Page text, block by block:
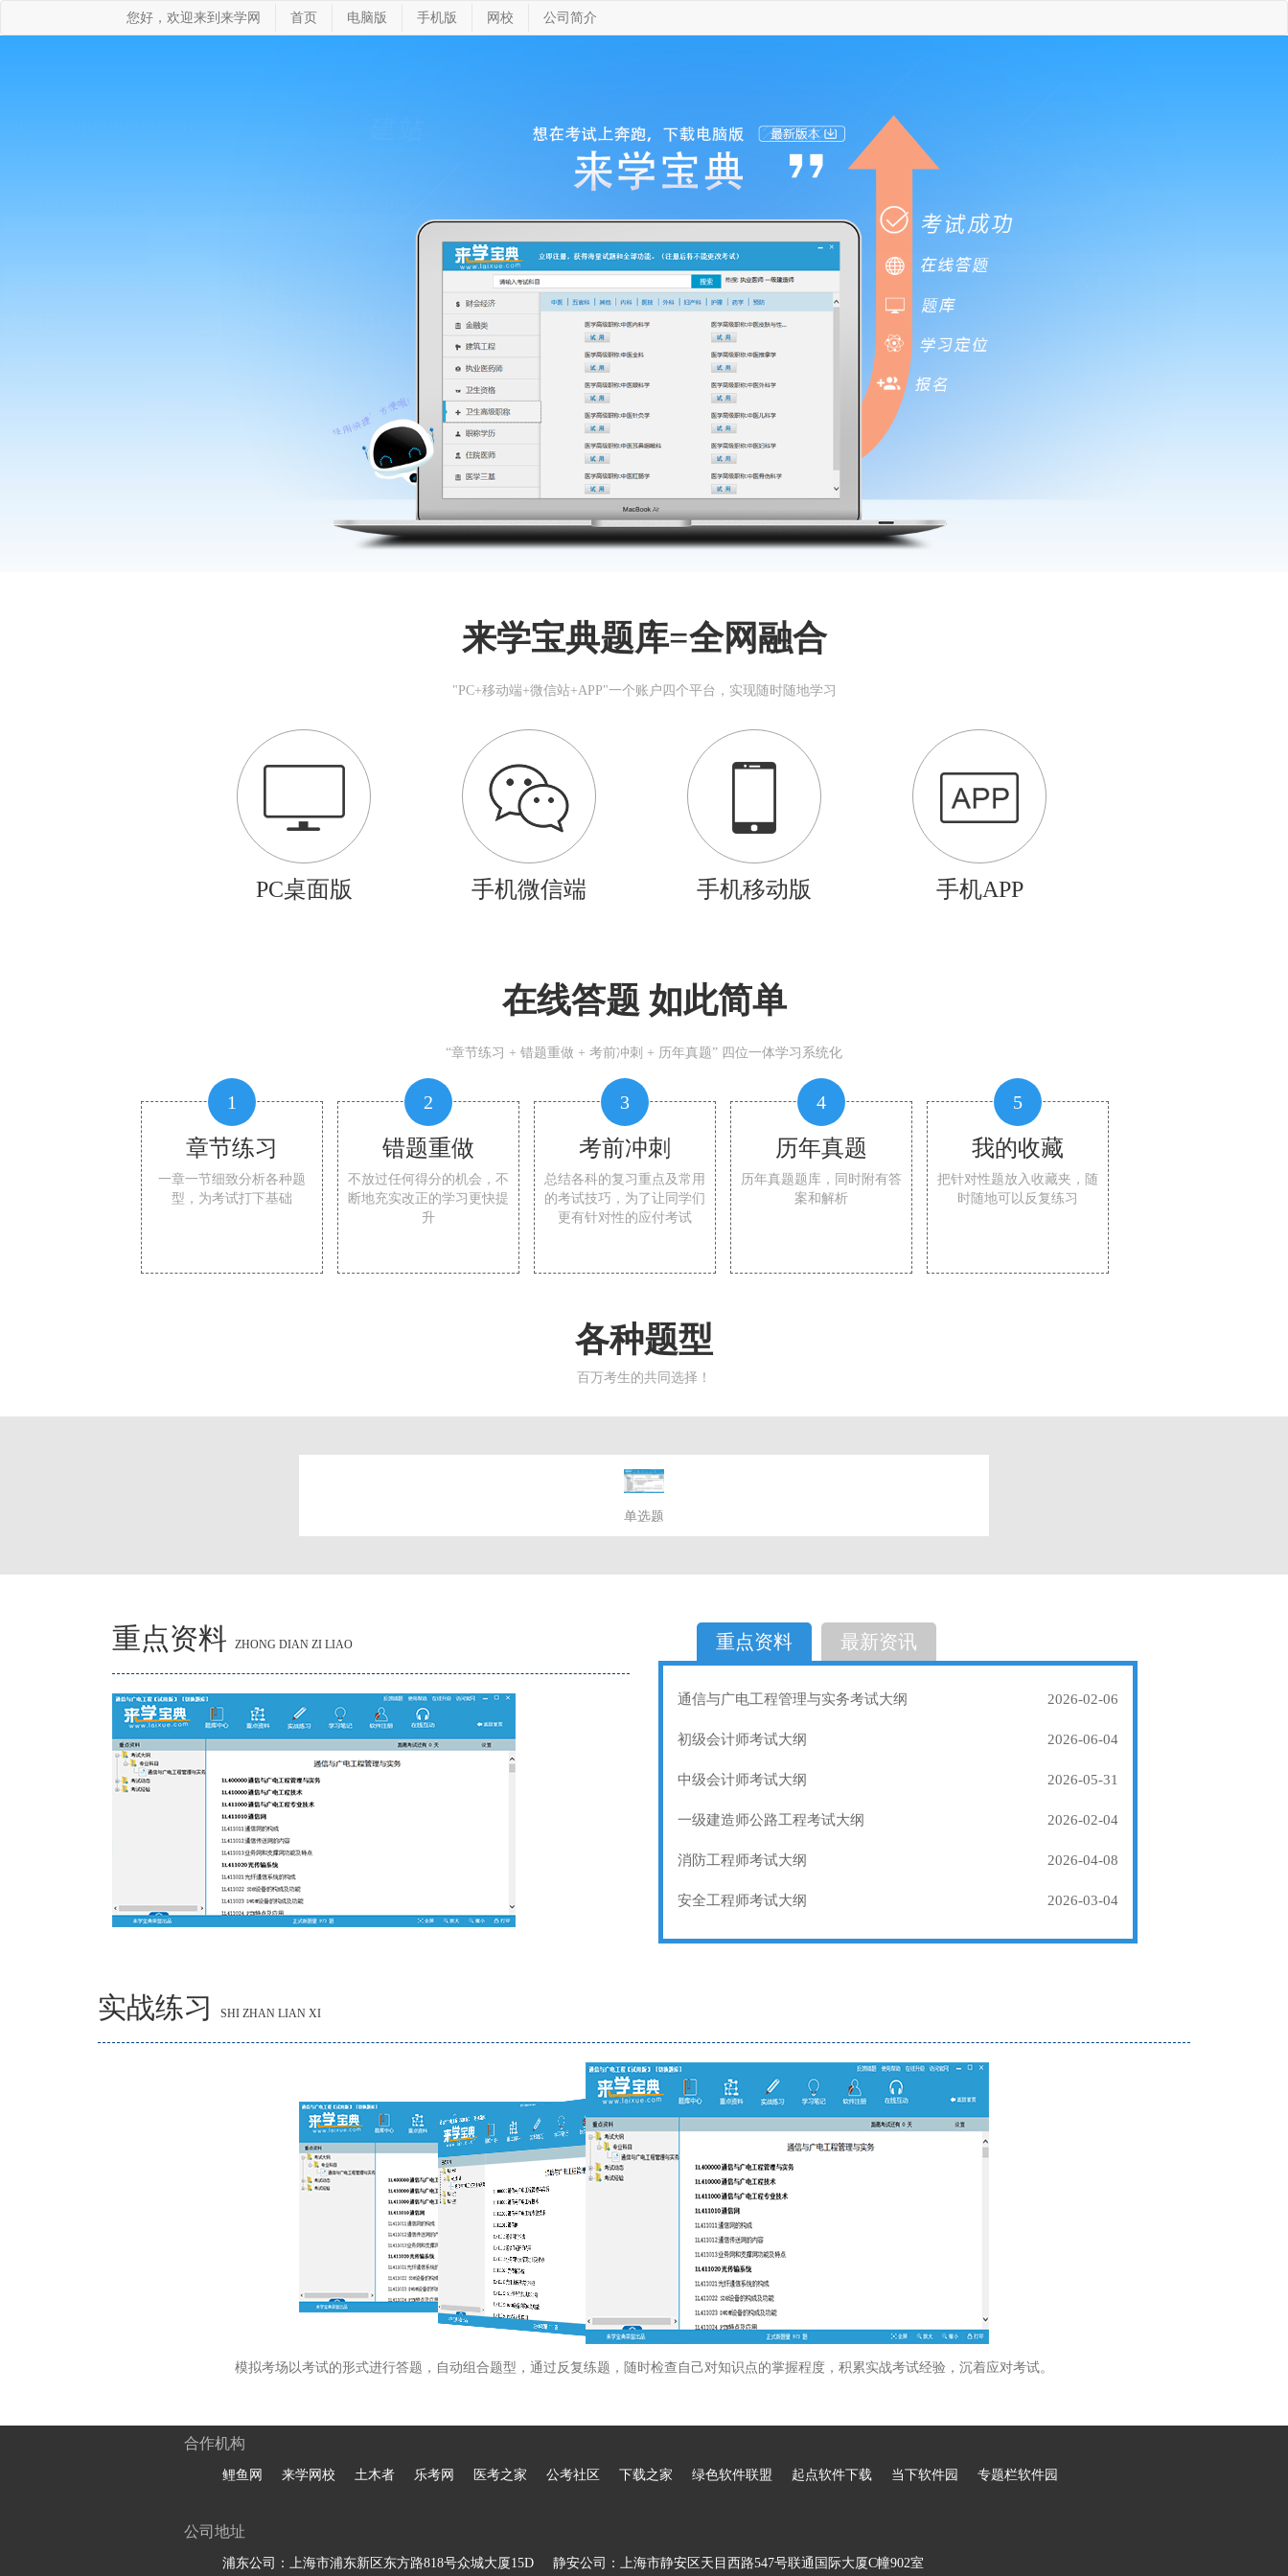
您好，欢迎来到来学网 首页 电脑版 手机版 网校 公司简介
来学宝典题库=全网融合
"PC+移动端+微信站+APP"一个账户四个平台，实现随时随地学习
PC桌面版 手机微信端 手机移动版 手机APP
在线答题 如此简单
“章节练习 + 错题重做 + 考前冲刺 + 历年真题” 四位一体学习系统化
1
章节练习
一章一节细致分析各种题
型，为考试打下基础
2
错题重做
不放过任何得分的机会，不
断地充实改正的学习更快提
升
3
考前冲刺
总结各科的复习重点及常用
的考试技巧，为了让同学们
更有针对性的应付考试
4
历年真题
历年真题题库，同时附有答
案和解析
5
我的收藏
把针对性题放入收藏夹，随
时随地可以反复练习
各种题型
百万考生的共同选择！
单选题
选择题
重点资料 ZHONG DIAN ZI LIAO 重点资料 最新资讯
通信与广电工程管理与实务考试大纲 2026-02-06
初级会计师考试大纲 2026-06-04
中级会计师考试大纲 2026-05-31
一级建造师公路工程考试大纲 2026-02-04
消防工程师考试大纲 2026-04-08
安全工程师考试大纲 2026-03-04
实战练习 SHI ZHAN LIAN XI
模拟考场以考试的形式进行答题，自动组合题型，通过反复练题，随时检查自己对知识点的掌握程度，积累实战考试经验，沉着应对考试。
合作机构
鲤鱼网 来学网校 土木者 乐考网 医考之家 公考社区 下载之家 绿色软件联盟 起点软件下载 当下软件园 专题栏软件园
公司地址
浦东公司：上海市浦东新区东方路818号众城大厦15D 静安公司：上海市静安区天目西路547号联通国际大厦C幢902室